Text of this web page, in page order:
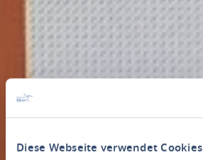
Diese Webseite verwendet Cookies